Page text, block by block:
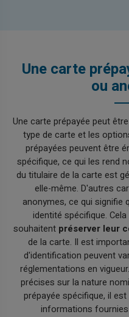
Une carte
ou
Une carte prépayée peut
type de carte et les
prépayées peuvent être
spécifique, ce qui les rend
du titulaire de la carte est
elle-même. D'autres
anonymes, ce qui signifie
identité spécifique.
souhaitent préserver leur
de la carte. Il est
d'identification peuvent
réglementations en
précises sur la nature
prépayée spécifique, il
informations